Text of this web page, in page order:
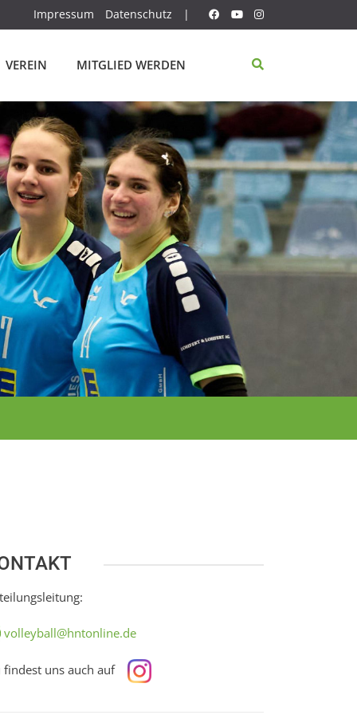
Impressum Datenschutz |
VEREIN MITGLIED WERDEN
28.
volleyball@hntonline.de
findest uns auch auf